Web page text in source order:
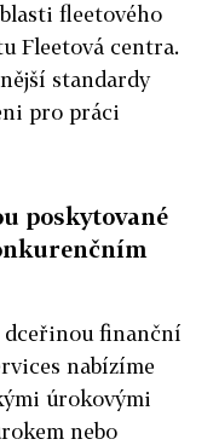
fleetového
Fleetová centra.
standardy
pro práci
poskytované
dceřinou finanční
nabízíme
úrokovými
nebo